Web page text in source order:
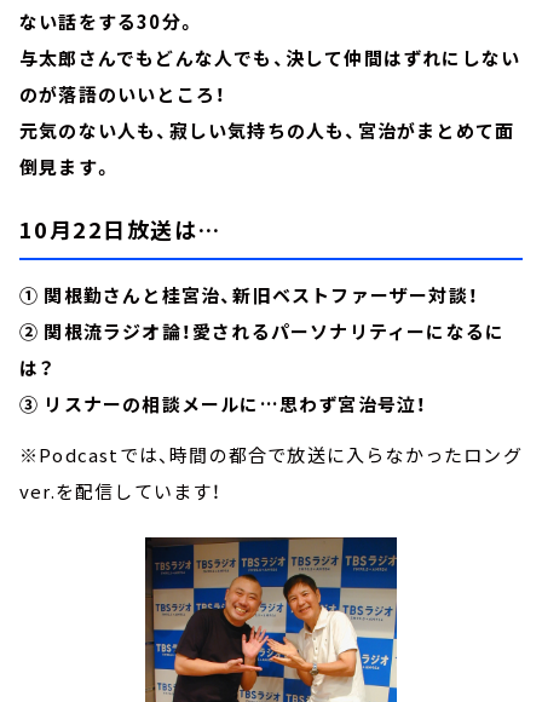
ない話をする30分。
与太郎さんでもどんな人でも、決して仲間はずれにしない
のが落語のいいところ！
元気のない人も、寂しい気持ちの人も、宮治がまとめて面
倒見ます。
10月22日放送は…
① 関根勤さんと桂宮治、新旧ベストファーザー対談！
② 関根流ラジオ論！愛されるパーソナリティーになるに
は？
③ リスナーの相談メールに…思わず宮治号泣！
※Podcastでは、時間の都合で放送に入らなかったロング
ver.を配信しています！